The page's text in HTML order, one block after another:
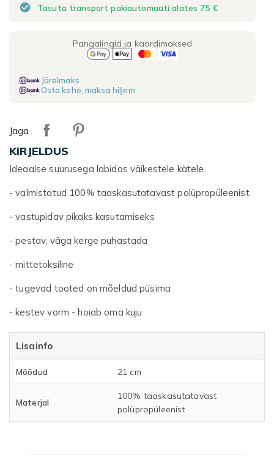
check_circle Tasuta transport pakiautomaati alates 75 €
Pangalingid ja kaardimaksed
Järelmaks
Osta kohe, maksa hiljem
Jaga
KIRJELDUS
Ideaalse suurusega labidas väikestele kätele.
- valmistatud 100% taaskasutatavast polüpropüleenist
- vastupidav pikaks kasutamiseks
- pestav, väga kerge puhastada
- mittetoksiline
- tugevad tooted on mõeldud püsima
- kestev vorm - hoiab oma kuju
Lisainfo
Mõõdud 21 cm
Materjal
100% taaskasutatavast
polüpropüleenist